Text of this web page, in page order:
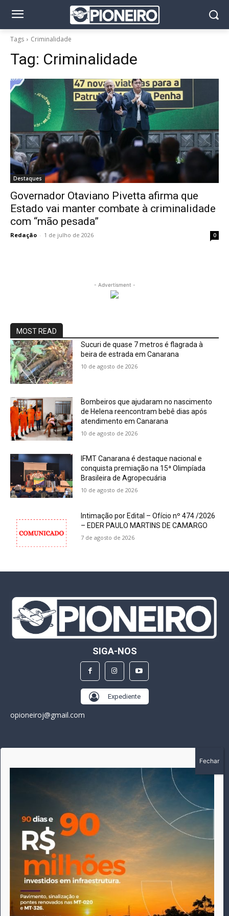
Tags Criminalidade
Tag: Criminalidade
Destaques
Governador Otaviano Pivetta afirma que
Estado vai manter combate à criminalidade
com “mão pesada”
Redação - 1 de julho de 2026 0
- Advertisment -
MOST READ
Sucuri de quase 7 metros é flagrada à
beira de estrada em Canarana
10 de agosto de 2026
Bombeiros que ajudaram no nascimento
de Helena reencontram bebê dias após
atendimento em Canarana
10 de agosto de 2026
IFMT Canarana é destaque nacional e
conquista premiação na 15ª Olimpíada
Brasileira de Agropecuária
10 de agosto de 2026
Intimação por Edital – Ofício nº 474 /2026
– EDER PAULO MARTINS DE CAMARGO
7 de agosto de 2026
SIGA-NOS
Expediente
opioneiroj@gmail.com
A história do Pioneiro inicia em fevereiro de 2005 em
Canarana - MT, na época, como um jornal impresso semanal,
que chegou a possuir mil assinantes. Durante 15 anos, foram
publicadas 691 edições que narraram os acontecimentos
políticos, policiais e cotidianos de Canarana e região. Fiel a sua
origem, pautado sempre pela busca incessante da
imparcialidade, faz jus a sua logo, com o característico "avião
da praça" de Canarana, sendo o símbolo do
comprometimento deste veículo de comunicação com o
relato dos fatos neste município. Em 06 de dezembro de 2019
circulou a última edição impressa do jornal, que desde então
tem veiculação exclusivamente online.